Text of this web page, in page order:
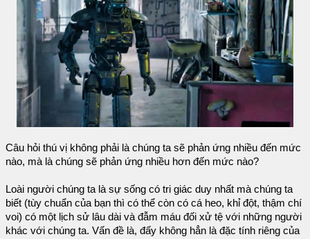
Câu hỏi thú vị không phải là chúng ta sẽ phản ứng nhiều đến mức
nào, mà là chúng sẽ phản ứng nhiều hơn đến mức nào?
Loài người chúng ta là sự sống có tri giác duy nhất mà chúng ta
biết (tùy chuẩn của bạn thì có thể còn có cá heo, khỉ đột, thậm chí
voi) có một lịch sử lâu dài và đẫm máu đối xử tệ với những người
khác với chúng ta. Vấn đề là, đấy không hẳn là đặc tính riêng của